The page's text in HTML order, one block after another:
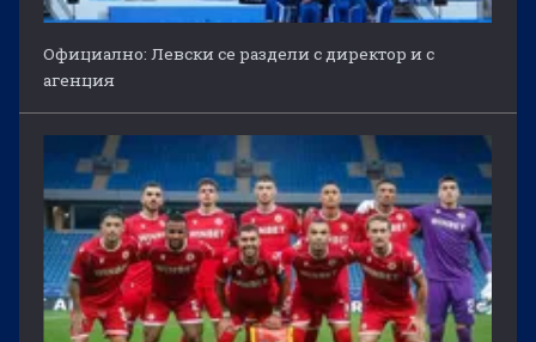
Официално: Левски се раздели с директор и с
агенция